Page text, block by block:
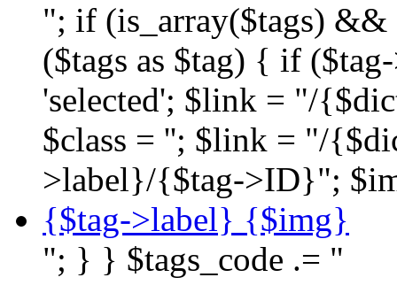
"; if (is_array($tags) &&
($tags as $tag) { if
'selected'; $link = "/
$class = ''; $link = "/
>label}/{$tag->ID}";
{$tag->label} {$img}
"; } } $tags_code .= "